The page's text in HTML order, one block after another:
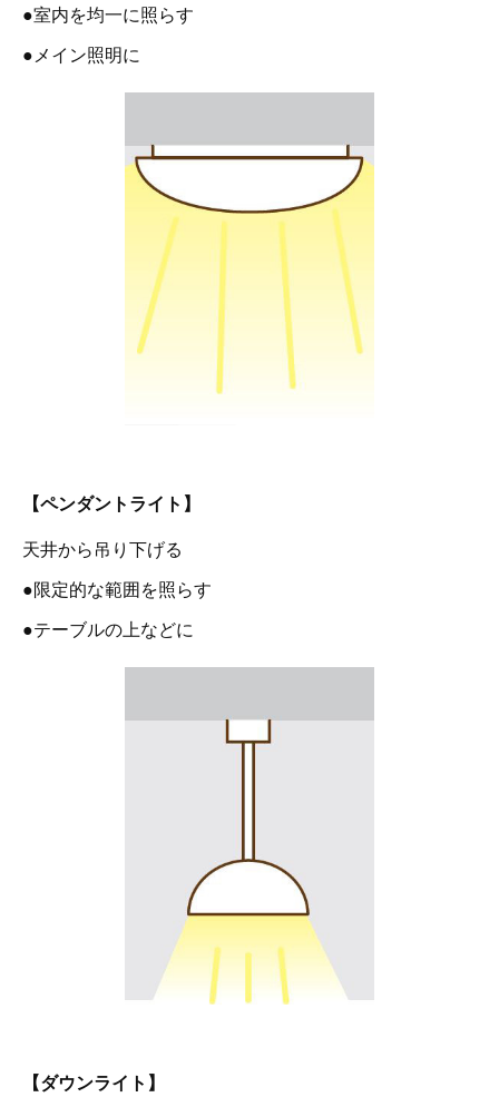
●室内を均一に照らす
●メイン照明に
【ペンダントライト】
天井から吊り下げる
●限定的な範囲を照らす
●テーブルの上などに
【ダウンライト】